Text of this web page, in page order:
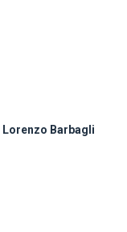
Lorenzo Barbagli